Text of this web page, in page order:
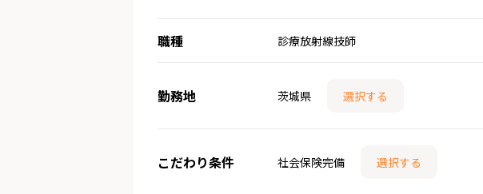
職種 診療放射線技師
勤務地 茨城県 選択する
こだわり条件 社会保険完備 選択する